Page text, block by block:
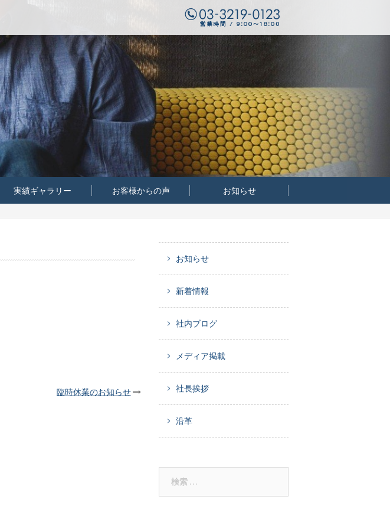
‏‏実績ギャラリー お客様からの声 お知らせ
臨時休業のお知らせ
お知らせ
新着情報
社内ブログ
メディア掲載
社長挨拶
沿革